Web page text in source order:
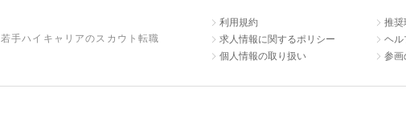
若手ハイキャリアのスカウト転職
利用規約
求人情報に関するポリシー
個人情報の取り扱い
推奨
ヘル
参画